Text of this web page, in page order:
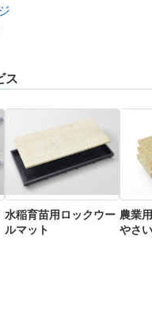
ス
水稲育苗用ロックウー
ルマット
農業
やさ